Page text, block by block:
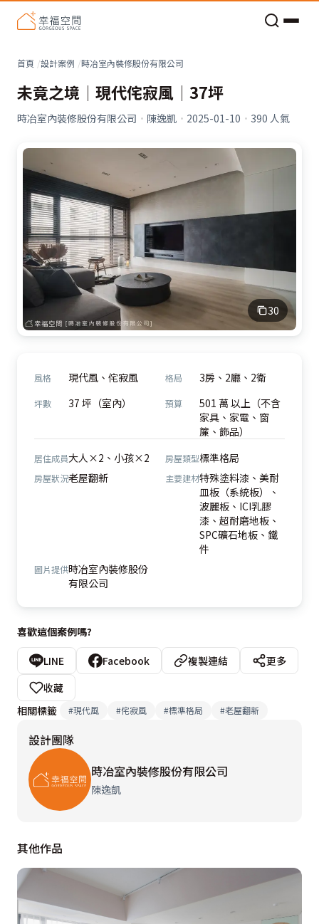
首頁 設計案例 時冶室內裝修股份有限公司
未竟之境│現代侘寂風│37坪
時冶室內裝修股份有限公司 · 陳逸凱 · 2025-01-10 · 390 人氣
30
風格 現代風、侘寂風 格局 3房、2廳、2衛
坪數 37 坪（室內） 預算
501 萬 以上（不含
家具、家電、窗
簾、飾品）
居住成員大人×2、小孩×2 房屋類型標準格局
房屋狀況老屋翻新 主要建材特殊塗料漆、美耐
皿板（系統板）、
波麗板、ICI乳膠
漆、超耐磨地板、
SPC礦石地板、鐵
件
圖片提供時冶室內裝修股份
有限公司
喜歡這個案例嗎?
LINE Facebook 複製連結
更多
收藏
相關標籤
#現代風 #侘寂風 #標準格局 #老屋翻新
設計團隊
時冶室內裝修股份有限公司
陳逸凱
其他作品